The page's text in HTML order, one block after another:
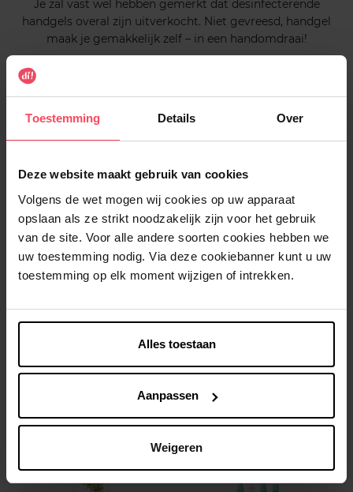
Toestemming Details Over
Deze website maakt gebruik van cookies
Volgens de wet mogen wij cookies op uw apparaat
opslaan als ze strikt noodzakelijk zijn voor het gebruik
van de site. Voor alle andere soorten cookies hebben we
uw toestemming nodig. Via deze cookiebanner kunt u uw
toestemming op elk moment wijzigen of intrekken.
Alles toestaan
Aanpassen
Weigeren
Je zal vast wel hebben gemerkt dat desinfecterende
handgels overal zijn uitverkocht. Niet gevreesd, handgel
maak je gemakkelijk zelf – in een handomdraai!
• 10 druppels Tea Tree (essentiële olie)
• 8 druppels Palmarosa (essentiële olie)
• Flesje/potje om je handgel in te bewaren
• 1 kleine kom
ZO MAAK JE HET:
1. Giet de plantaardige glycerine en de Aloë Vera in de kom.
2. Meng goed voor een homogene consitentie.
donkere plaats.